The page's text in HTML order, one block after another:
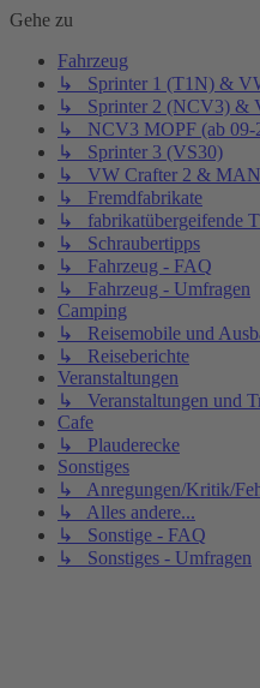
Gehe zu
Fahrzeug
↳ Sprinter 1 (T1N) &
↳ Sprinter 2 (NCV3) &
↳ NCV3 MOPF (ab 09-
↳ Sprinter 3 (VS30)
↳ VW Crafter 2 &
↳ Fremdfabrikate
↳ fabrikatübergeifende
↳ Schraubertipps
↳ Fahrzeug - FAQ
↳ Fahrzeug - Umfragen
Camping
↳ Reisemobile und
↳ Reiseberichte
Veranstaltungen
↳ Veranstaltungen und
Cafe
↳ Plauderecke
Sonstiges
↳ Anregungen/Kritik/
↳ Alles andere...
↳ Sonstige - FAQ
↳ Sonstiges - Umfragen